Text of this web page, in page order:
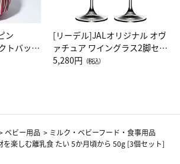
ン
トバッグ
LC）ス
[リーデル]JALオリジナル オヴ
ァチュア ワイングラス2脚セッ
ト（レッドワイン）
5,280円 （税込）
ベビー用品 > ミルク・ベビーフード・食事用品
楽しむ離乳食 たい 5か月頃から 50g [3個セット]